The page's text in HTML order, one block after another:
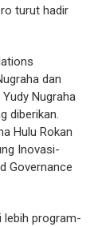
turut hadir
dan
Nugraha
diberikan.
Hulu Rokan
Inovasi-
Governance
lebih program-